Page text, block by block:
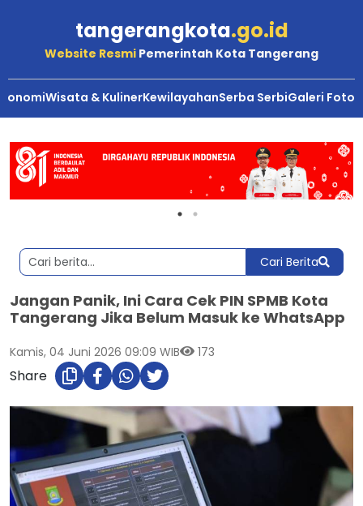
tangerangkota.go.id
Website Resmi Pemerintah Kota Tangerang
Wisata & KulinerKewilayahanSerba SerbiGaleri Foto
Cari Berita
Jangan Panik, Ini Cara Cek PIN SPMB Kota
Tangerang Jika Belum Masuk ke WhatsApp
Kamis, 04 Juni 2026 09:09 WIB 173
Share